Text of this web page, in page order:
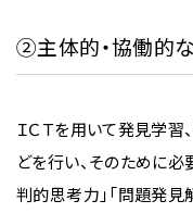
②主体的・協働的
ＩＣＴを用いて発見学
どを行い、そのために必
判的思考力」「問題発見